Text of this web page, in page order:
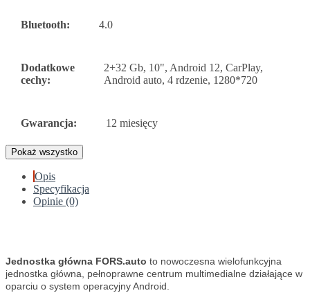
Bluetooth: 4.0
Dodatkowe
cechy:
2+32 Gb, 10", Android 12, CarPlay,
Android auto, 4 rdzenie, 1280*720
Gwarancja: 12 miesięcy
Pokaż wszystko
Opis
Specyfikacja
Opinie (0)
Jednostka główna FORS.auto to nowoczesna wielofunkcyjna
jednostka główna, pełnoprawne centrum multimedialne działające w
oparciu o system operacyjny Android.